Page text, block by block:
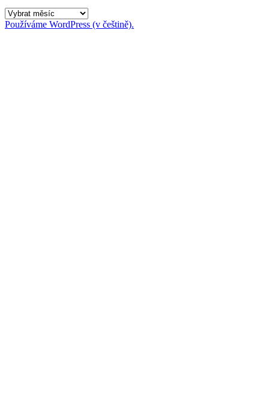
Archivy
Používáme WordPress (v češtině).